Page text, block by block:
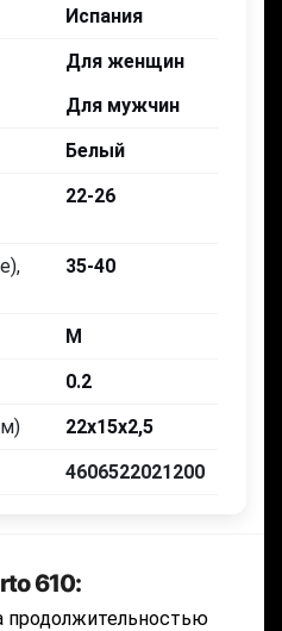
Испания
Для женщин
Для мужчин
Белый
22-26
35-40
M
0.2
22x15x2,5
4606522021200
610: